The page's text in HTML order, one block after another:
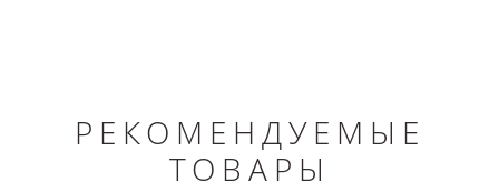
РЕКОМЕНДУЕМЫЕ
ТОВАРЫ